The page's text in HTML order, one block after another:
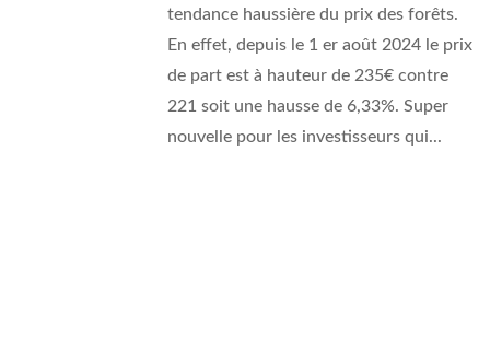
tendance haussière du prix des forêts.
En effet, depuis le 1 er août 2024 le prix
de part est à hauteur de 235€ contre
221 soit une hausse de 6,33%. Super
nouvelle pour les investisseurs qui...